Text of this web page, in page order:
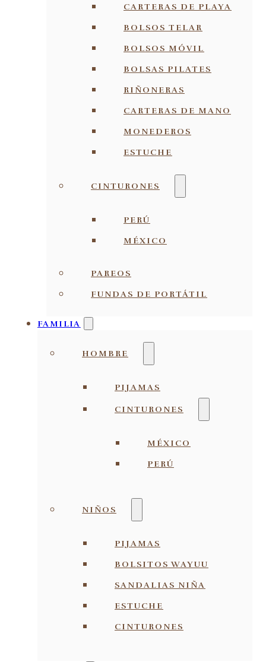
CARTERAS DE PLAYA
BOLSOS TELAR
BOLSOS MÓVIL
BOLSAS PILATES
RIÑONERAS
CARTERAS DE MANO
MONEDEROS
ESTUCHE
CINTURONES
PERÚ
MÉXICO
PAREOS
FUNDAS DE PORTÁTIL
FAMILIA
HOMBRE
PIJAMAS
CINTURONES
MÉXICO
PERÚ
NIÑOS
PIJAMAS
BOLSITOS WAYUU
SANDALIAS NIÑA
ESTUCHE
CINTURONES